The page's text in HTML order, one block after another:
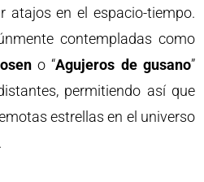
atajos en el espacio-tiempo.
contempladas como
o “Agujeros de gusano”
permitiendo así que
estrellas en el universo